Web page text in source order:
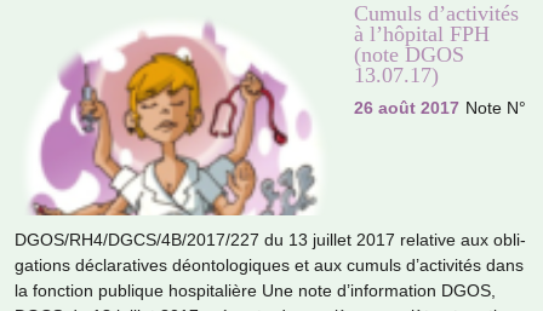
Cumuls d’activités
à l’hôpital FPH
(note DGOS
13.07.17)
26 août 2017 Note N°
DGOS/RH4/DGCS/4B/2017/227 du 13 juillet 2017 rela­tive aux obli­
ga­tions décla­ra­ti­ves déon­to­lo­gi­ques et aux cumuls d’acti­vi­tés dans
la fonc­tion publi­que hos­pi­ta­lière Une note d’infor­ma­tion DGOS,